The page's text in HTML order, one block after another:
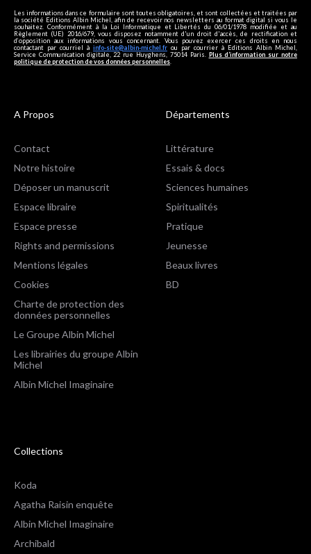
Les informations dans ce formulaire sont toutes obligatoires, et sont collectées et traitées par
la société Editions Albin Michel, afin de recevoir nos newsletters au format digital si vous le
souhaitez. Conformément à la Loi Informatique et Libertés du 06/01/1978 modifiée et au
Règlement (UE) 2016/679, vous disposez notamment d'un droit d'accès, de rectification et
d’opposition aux informations vous concernant. Vous pouvez exercer ces droits en nous
contactant par courriel à info-site@albin-michel.fr ou par courrier à Editions Albin Michel,
Service Communication digitale, 22 rue Huyghens, 75014 Paris. Plus d’information sur notre
politique de protection de vos données personnelles
A Propos
Contact
Notre histoire
Déposer un manuscrit
Espace libraire
Espace presse
Rights and permissions
Mentions légales
Cookies
Charte de protection des
données personnelles
Le Groupe Albin Michel
Les librairies du groupe Albin
Michel
Albin Michel Imaginaire
Départements
Littérature
Essais & docs
Sciences humaines
Spiritualités
Pratique
Jeunesse
Beaux livres
BD
Collections
Koda
Agatha Raisin enquête
Albin Michel Imaginaire
Archibald